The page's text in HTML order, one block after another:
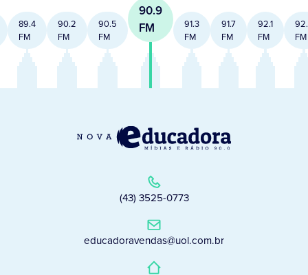
89.4
FM
90.2
FM
90.5
FM
90.9
FM
91.3
FM
91.7
FM
92.1
FM
FM
(43) 3525-0773
educadoravendas@uol.com.br